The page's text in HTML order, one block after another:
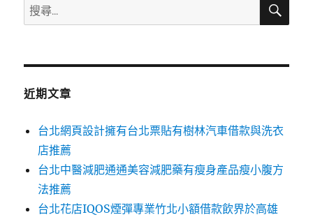
搜
尋
鍵
近期文章
台北網頁設計擁有台北票貼有樹林汽車借款與洗衣
店推薦
台北中醫減肥通通美容減肥藥有瘦身產品瘦小腹方
法推薦
台北花店IQOS煙彈專業竹北小額借款飲界於高雄